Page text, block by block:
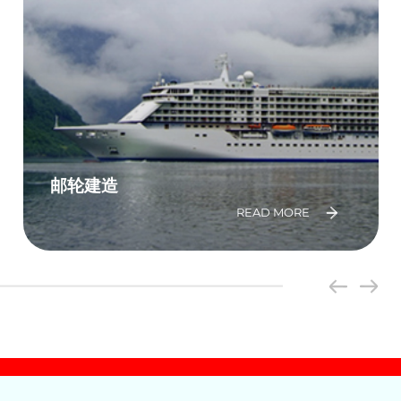
邮轮建造
READ MORE